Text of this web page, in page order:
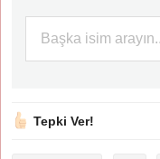
Tepki Ver!